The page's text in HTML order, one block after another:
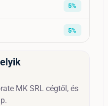
5%
5%
MK SRL cégtől, és